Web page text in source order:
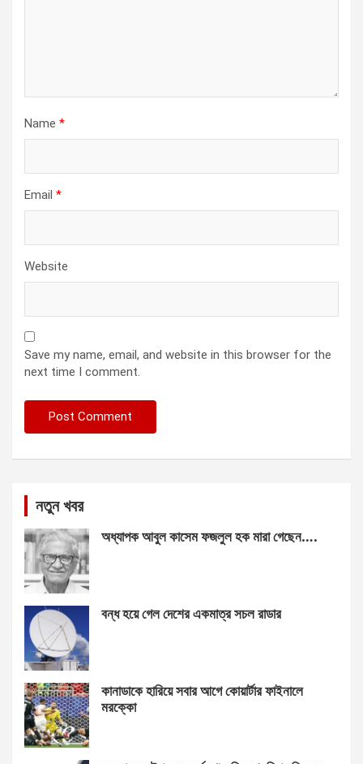
Name *
Email *
Website
Save my name, email, and website in this browser for the
next time I comment.
নতুন খবর
অধ্যাপক আবুল কাসেম ফজলুল হক মারা গেছেন….
বন্ধ হয়ে গেল দেশের একমাত্র সচল রাডার
কানাডাকে হারিয়ে সবার আগে কোয়ার্টার ফাইনালে
মরক্কো